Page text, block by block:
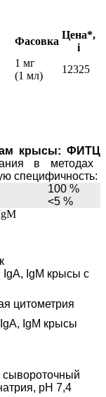
Фасовка
Цена*,
i
1 мг
(1 мл)
12325
крысы: ФИТЦ
в методах
специфичность:
100 %
<5 %
IgM крысы с
цитометрия
IgM крысы
сывороточный
pH 7,4